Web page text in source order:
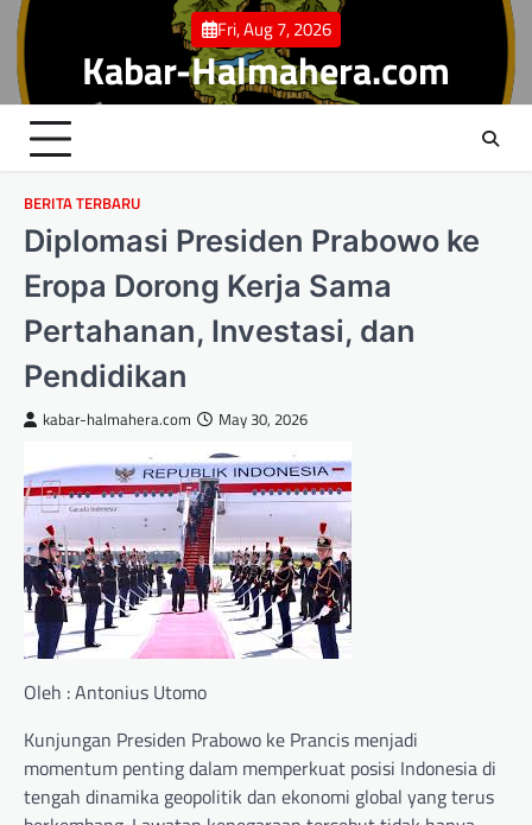
Skip
content
Fri, Aug 7, 2026
Kabar-Halmahera.com
BERITA TERBARU
Diplomasi Presiden Prabowo ke
Eropa Dorong Kerja Sama
Pertahanan, Investasi, dan
Pendidikan
kabar-halmahera.com May 30, 2026
Oleh : Antonius Utomo
Kunjungan Presiden Prabowo ke Prancis menjadi
momentum penting dalam memperkuat posisi Indonesia di
tengah dinamika geopolitik dan ekonomi global yang terus